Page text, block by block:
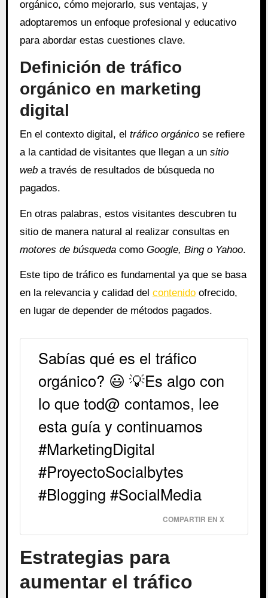
orgánico, cómo mejorarlo, sus ventajas, y
adoptaremos un enfoque profesional y educativo
para abordar estas cuestiones clave.
Definición de tráfico
orgánico en marketing
digital
En el contexto digital, el tráfico orgánicose refiere
a la cantidad de visitantes que llegan a un sitio
weba través de resultados de búsqueda no
pagados.
En otras palabras, estos visitantes descubren tu
sitio de manera natural al realizar consultas en
motores de búsquedacomo Google, Bing o Yahoo.
Este tipo de tráfico es fundamental ya que se basa
en la relevancia y calidad del contenidoofrecido,
en lugar de depender de métodos pagados.
Sabías qué es el tráfico
orgánico? 😃 💡Es algo con
lo que tod@ contamos, lee
esta guía y continuamos
#MarketingDigital
#ProyectoSocialbytes
#Blogging #SocialMedia
COMPARTIR EN X
Estrategias para
aumentar el tráfico